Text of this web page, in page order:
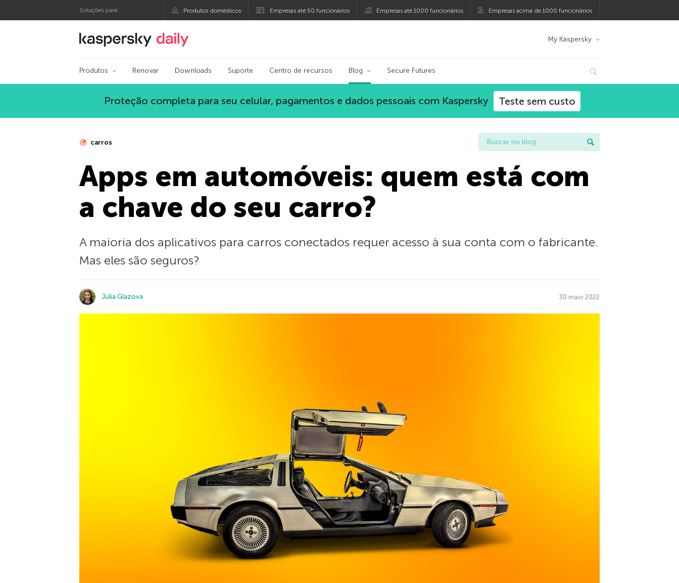
Soluções para: Produtos domésticos Empresas até 50 funcionários Empresas até 1000 funcionários Empresas acima de 1000 funcionários
Blog oficial da Kaspersky My Kaspersky
Produtos Renovar Downloads Suporte Centro de recursos Blog Secure Futures
Proteção completa para seu celular, pagamentos e dados pessoais com Kaspersky Teste sem custo
carros
Apps em automóveis: quem está com
a chave do seu carro?
A maioria dos aplicativos para carros conectados requer acesso à sua conta com o fabricante.
Mas eles são seguros?
Julia Glazova 30 maio 2022